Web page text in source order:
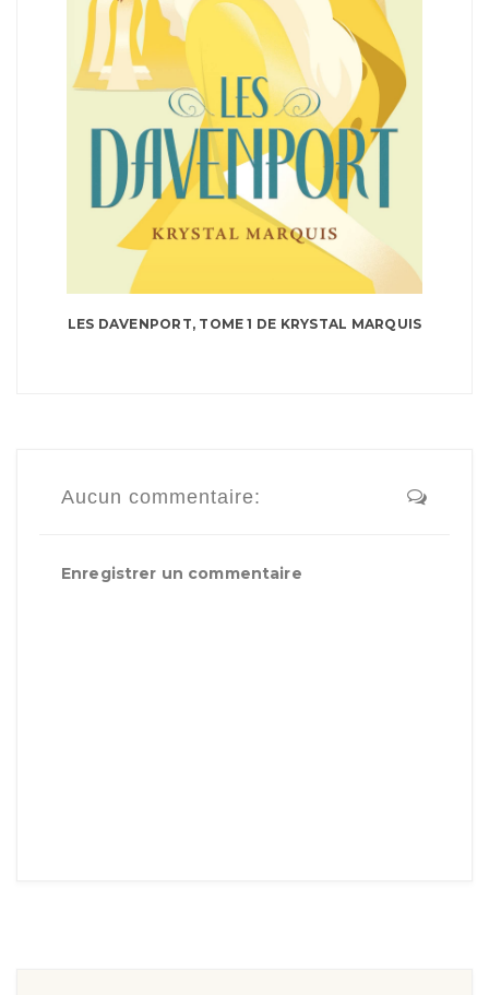
LES DAVENPORT, TOME 1 DE KRYSTAL MARQUIS
Aucun commentaire:
Enregistrer un commentaire